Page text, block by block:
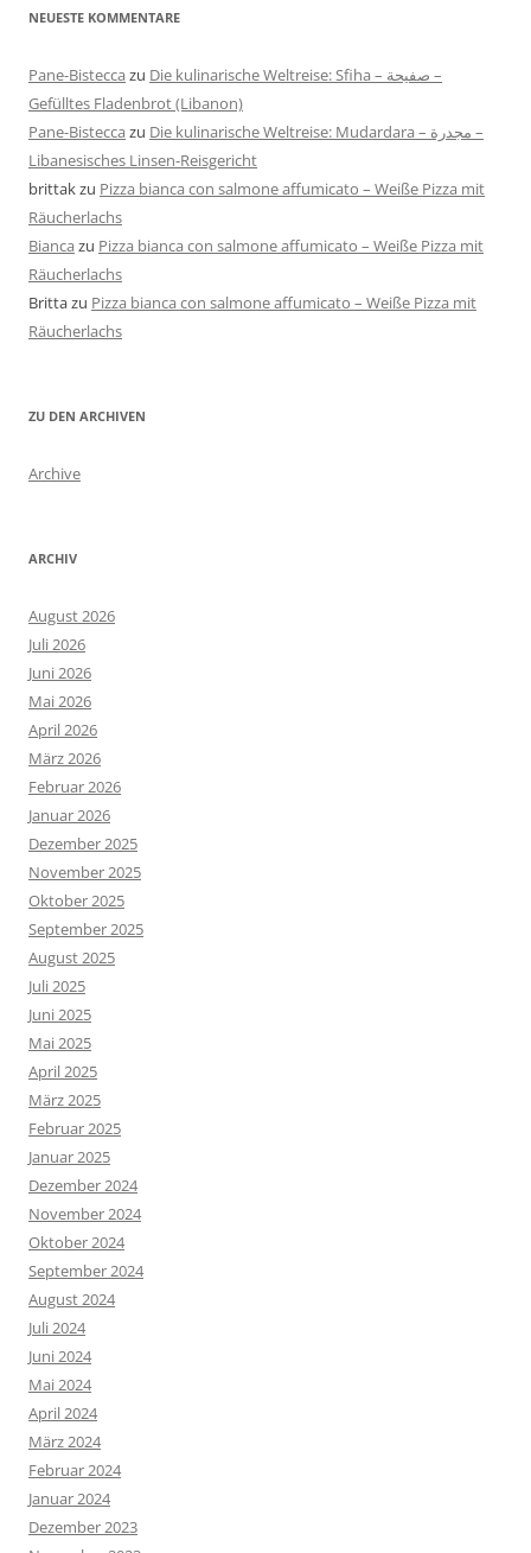
NEUESTE KOMMENTARE
Pane-Bistecca zu Die kulinarische Weltreise: Sfiha – صفيحة –
Gefülltes Fladenbrot (Libanon)
Pane-Bistecca zu Die kulinarische Weltreise: Mudardara – مجدرة –
Libanesisches Linsen-Reisgericht
brittakzu Pizza bianca con salmone affumicato – Weiße Pizza mit
Räucherlachs
Bianca zu Pizza bianca con salmone affumicato – Weiße Pizza mit
Räucherlachs
Brittazu Pizza bianca con salmone affumicato – Weiße Pizza mit
Räucherlachs
ZU DEN ARCHIVEN
Archive
ARCHIV
August 2026
Juli 2026
Juni 2026
Mai 2026
April 2026
März 2026
Februar 2026
Januar 2026
Dezember 2025
November 2025
Oktober 2025
September 2025
August 2025
Juli 2025
Juni 2025
Mai 2025
April 2025
März 2025
Februar 2025
Januar 2025
Dezember 2024
November 2024
Oktober 2024
September 2024
August 2024
Juli 2024
Juni 2024
Mai 2024
April 2024
März 2024
Februar 2024
Januar 2024
Dezember 2023